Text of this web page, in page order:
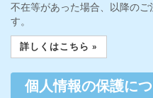
不在等があった場合、以降の
す。
詳しくはこちら »
個人情報の保護に